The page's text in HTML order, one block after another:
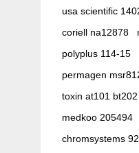
usa scientific
coriell na12878
polyplus 114-15
permagen
toxin at101
medkoo 205494
chromsystems